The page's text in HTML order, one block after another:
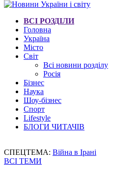
ВСІ РОЗДІЛИ
Головна
Україна
Місто
Світ
Всі новини розділу
Росія
Бізнес
Наука
Шоу-бізнес
Спорт
Lifestyle
БЛОГИ ЧИТАЧІВ
СПЕЦТЕМА: Війна в Ірані
ВСІ ТЕМИ